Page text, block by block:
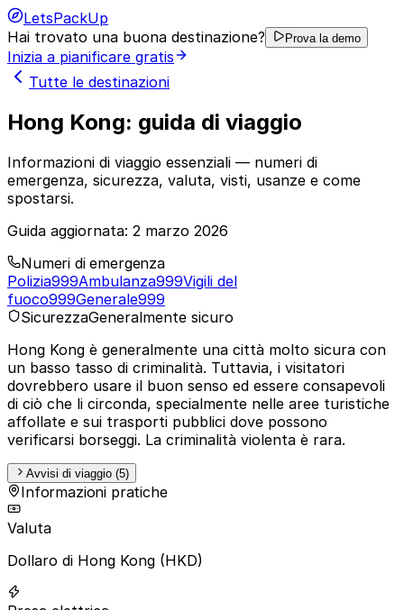
LetsPackUp
Hai trovato una buona destinazione?
Prova la demo
Inizia a pianificare gratis
Tutte le destinazioni
Hong Kong: guida di viaggio
Informazioni di viaggio essenziali — numeri di
emergenza, sicurezza, valuta, visti, usanze e come
spostarsi.
Guida aggiornata: 2 marzo 2026
Numeri di emergenza
Polizia999Ambulanza999Vigili del
fuoco999Generale999
SicurezzaGeneralmente sicuro
Hong Kong è generalmente una città molto sicura con
un basso tasso di criminalità. Tuttavia, i visitatori
dovrebbero usare il buon senso ed essere consapevoli
di ciò che li circonda, specialmente nelle aree turistiche
affollate e sui trasporti pubblici dove possono
verificarsi borseggi. La criminalità violenta è rara.
Avvisi di viaggio (5)
Informazioni pratiche
Valuta
Dollaro di Hong Kong (HKD)